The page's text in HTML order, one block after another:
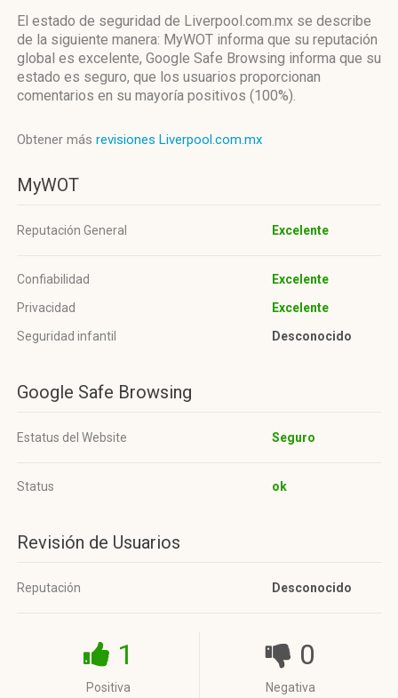
El estado de seguridad de Liverpool.com.mx se describe
de la siguiente manera: MyWOT informa que su reputación
global es excelente, Google Safe Browsing informa que su
estado es seguro, que los usuarios proporcionan
comentarios en su mayoría positivos (100%).
Obtener más revisiones Liverpool.com.mx
MyWOT
Reputación General Excelente
Confiabilidad
Excelente
Privacidad
Excelente
Seguridad infantil
Desconocido
Google Safe Browsing
Estatus del Website Seguro
Status ok
Revisión de Usuarios
Reputación Desconocido
1
Positiva
0
Negativa